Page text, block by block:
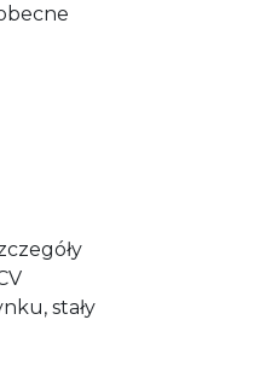
stały